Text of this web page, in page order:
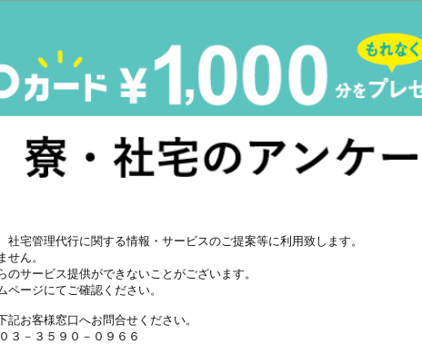
宅管理代行に関する情報・サービスのご提案等に利用致します。
ん。
サービス提供ができないことがございます。
ージにてご確認ください。
お客様窓口へお問合せください。
３－３５９０－０９６６